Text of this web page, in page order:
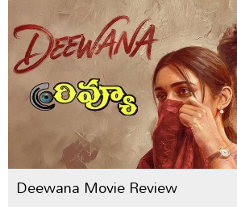
Deewana Movie Review